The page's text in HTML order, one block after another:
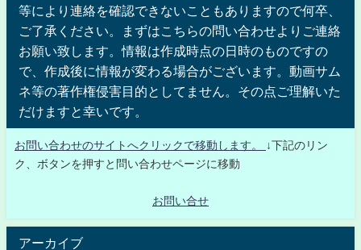
等により連絡を確認できないこともありますので何卒、
ご了承ください。まずはこちらの問い合わせよりご連絡
お願い致します。情報は作成時点の日時のものですの
で、作成後に情報が変わる場合がございます。動画サム
ネ等の著作権侵害目的としてません。その点ご理解いた
だけますと幸いです。
お問い合わせのサイトへクリックで移動します。
↓下記のリン
ク、ボタンを押すと問い合わせページに移動
お問い合せ
アーカイブ